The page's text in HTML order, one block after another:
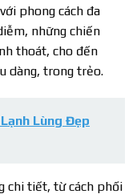
phong cách đa
những chiến
thoát, cho đến
dàng, trong trẻo.
Lùng Đẹp
chi tiết, từ cách phối